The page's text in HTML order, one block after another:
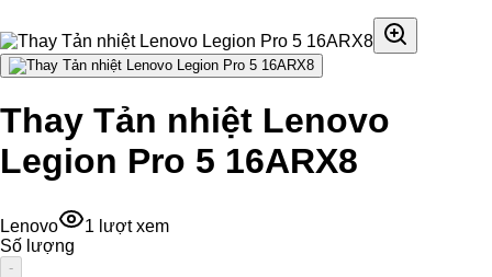
Thay Tản nhiệt Lenovo
Legion Pro 5 16ARX8
Lenovo 1 lượt xem
Số lượng
-